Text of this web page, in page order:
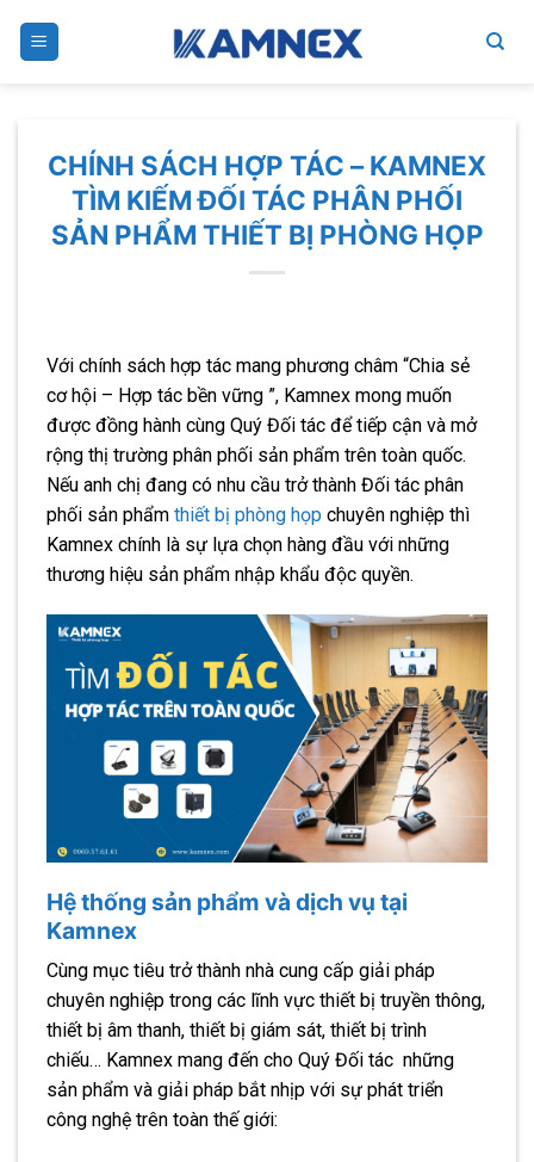
CHÍNH SÁCH HỢP TÁC – KAMNEX
TÌM KIẾM ĐỐI TÁC PHÂN PHỐI
SẢN PHẨM THIẾT BỊ PHÒNG HỌP
Với chính sách hợp tác mang phương châm “Chia sẻ
cơ hội – Hợp tác bền vững ”, Kamnex mong muốn
được đồng hành cùng Quý Đối tác để tiếp cận và mở
rộng thị trường phân phối sản phẩm trên toàn quốc.
Nếu anh chị đang có nhu cầu trở thành Đối tác phân
phối sản phẩm thiết bị phòng họp chuyên nghiệp thì
Kamnex chính là sự lựa chọn hàng đầu với những
thương hiệu sản phẩm nhập khẩu độc quyền.
Hệ thống sản phẩm và dịch vụ tại
Kamnex
Cùng mục tiêu trở thành nhà cung cấp giải pháp
chuyên nghiệp trong các lĩnh vực thiết bị truyền thông,
thiết bị âm thanh, thiết bị giám sát, thiết bị trình
chiếu… Kamnex mang đến cho Quý Đối tác những
sản phẩm và giải pháp bắt nhịp với sự phát triển
công nghệ trên toàn thế giới: